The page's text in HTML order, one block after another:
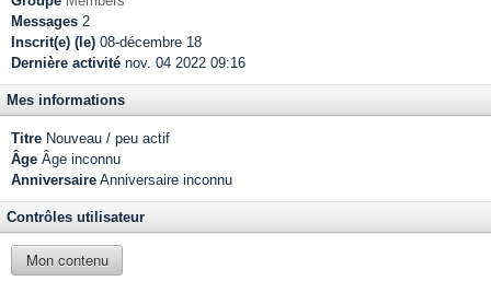
Messages 2
Inscrit(e) (le) 08-décembre 18
Dernière activité nov. 04 2022 09:16
Mes informations
Titre Nouveau / peu actif
Âge Âge inconnu
Anniversaire Anniversaire inconnu
Contrôles utilisateur
Mon contenu